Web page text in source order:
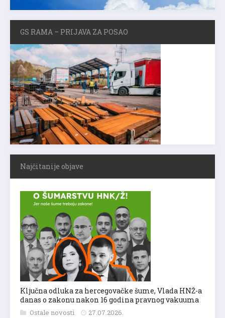
GS RAMA – PRIJAVA ZA POSAO
Najčitanije objave
Ključna odluka za hercegovačke šume, Vlada HNŽ-a
danas o zakonu nakon 16 godina pravnog vakuuma
Ostale novosti 27.07.2026.